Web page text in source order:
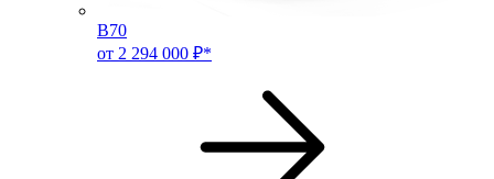
B70
от 2 294 000 ₽*